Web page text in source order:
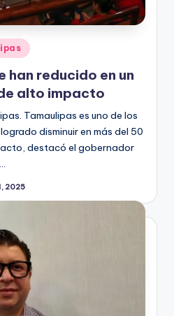
han reducido en un
alto impacto
Tamaulipas es uno de los
disminuir en más del 50
destacó el gobernador
2025